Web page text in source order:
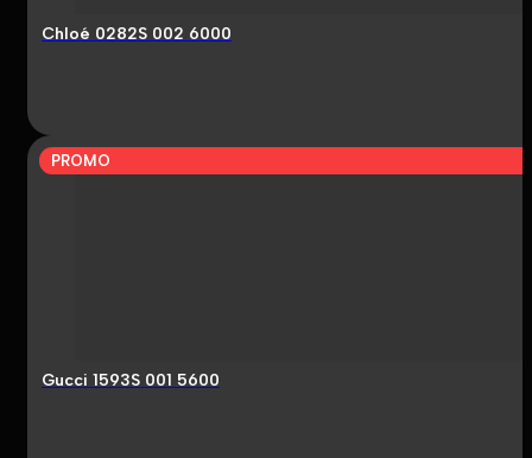
Chloé 0282S 002 6000
PROMO
Gucci 1593S 001 5600